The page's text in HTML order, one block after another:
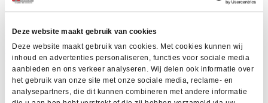
Deze website maakt gebruik van cookies
Deze website maakt gebruik van cookies. Met cookies kunnen wij
inhoud en advertenties personaliseren, functies voor sociale media
aanbieden en ons verkeer analyseren. Wij delen ook informatie over
het gebruik van onze site met onze sociale media, reclame- en
analysepartners, die dit kunnen combineren met andere informatie
Morbi id orci velit. Vestibulum vulputate, massa in bibendum
Lorem ipsum dolor sit amet, consectetur adipiscing elit.
eros tempor ex elementum facilisis. Pellentesque id diamsit amet
est commodo pellentesqueet sed nunc.Lorem ipsum dolor sit
amet, consecteturadipiscing elit. Cras ut nulla vel leo pharetra
sagittis ut non nisl. Vivamus ante felis, mollis et volutpat vel,
faucibus quis risus. Suspendisse nisi augue, pretium ac fringilla et,